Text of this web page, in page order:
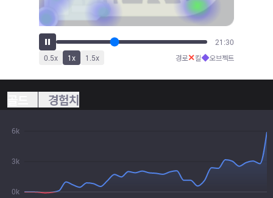
23:45
0.5x 1x 1.5x 경로✕킬◆오브젝트
경험치
0k
3k
6k